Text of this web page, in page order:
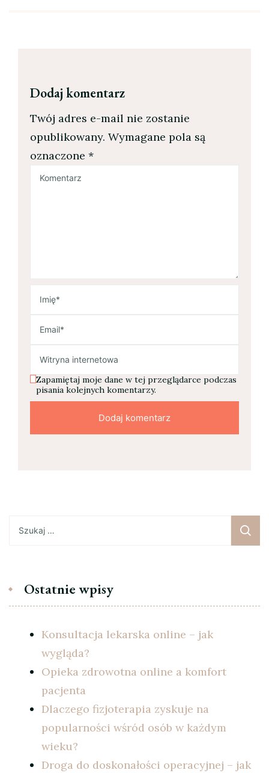
Dodaj komentarz
Twój adres e-mail nie zostanie
opublikowany. Wymagane pola są
oznaczone *
Zapamiętaj moje dane w tej przeglądarce podczas
pisania kolejnych komentarzy.
Ostatnie wpisy
Konsultacja lekarska online – jak
wygląda?
Opieka zdrowotna online a komfort
pacjenta
Dlaczego fizjoterapia zyskuje na
popularności wśród osób w każdym
wieku?
Droga do doskonałości operacyjnej – jak